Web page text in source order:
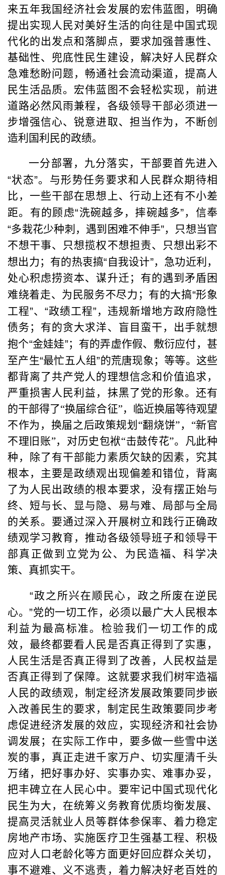
来五年我国经济社会发展的宏伟蓝图，明确
提出实现人民对美好生活的向往是中国式现
代化的出发点和落脚点，要求加强普惠性、
基础性、兜底性民生建设，解决好人民群众
急难愁盼问题，畅通社会流动渠道，提高人
民生活品质。宏伟蓝图不会轻松实现，前进
道路必然风雨兼程，各级领导干部必须进一
步增强信心、锐意进取、担当作为，不断创
造利国利民的政绩。
一分部署，九分落实，干部要首先进入
“状态”。与形势任务要求和人民群众期待相
比，一些干部在思想上、行动上还有不小差
距。有的顾虑“洗碗越多，摔碗越多”，信奉
“多栽花少种刺，遇到困难不伸手”，只想当官
不想干事、只想揽权不想担责、只想出彩不
想出力；有的热衷搞“自我设计”，急功近利，
处心积虑捞资本、谋升迁；有的遇到矛盾困
难绕着走、为民服务不尽力；有的大搞“形象
工程”、 “政绩工程”，违规新增地方政府隐性
债务；有的贪大求洋、盲目蛮干，出手就想
抱个“金娃娃”；有的弄虚作假、敷衍应付，甚
至产生“最忙五人组”的荒唐现象；等等。这些
都背离了共产党人的理想信念和价值追求，
严重损害人民利益，抹黑了党的形象。还有
的干部得了“换届综合征”，临近换届等待观望
不作为，换届之后政策规划“翻烧饼”，“新官
不理旧账”，对历史包袱“击鼓传花”。凡此种
种，除了有干部能力素质欠缺的因素，究其
根本，主要是政绩观出现偏差和错位，背离
了为人民出政绩的根本要求，没有摆正始与
终、短与长、显与隐、易与难、局部与全局
的关系。要通过深入开展树立和践行正确政
绩观学习教育，推动各级领导班子和领导干
部真正做到立党为公、为民造福、科学决
策、真抓实干。
“政之所兴在顺民心，政之所废在逆民
心。”党的一切工作，必须以最广大人民根本
利益为最高标准。检验我们一切工作的成
效，最终都要看人民是否真正得到了实惠，
人民生活是否真正得到了改善，人民权益是
否真正得到了保障。这就要求我们树牢造福
人民的政绩观，制定经济发展政策要同步嵌
入改善民生的要求，制定民生政策要同步考
虑促进经济发展的效应，实现经济和社会协
调发展；在实际工作中，要多做一些雪中送
炭的事，真正走进千家万户、切实厘清千头
万绪，把好事办好、实事办实、难事办妥，
把丰碑立在人民心中。要牢记中国式现代化
民生为大，在统筹义务教育优质均衡发展、
提高灵活就业人员等群体参保率、着力稳定
房地产市场、实施医疗卫生强基工程、积极
应对人口老龄化等方面更好回应群众关切，
事不避难、义不逃责，着力解决好老百姓的